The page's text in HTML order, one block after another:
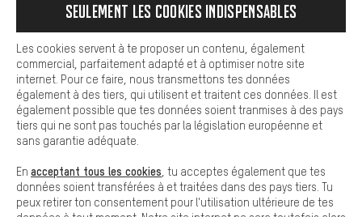
Conditions générales de vente Plateforme d'Alerte
Reprise des batteries Corepile Paramètres de cookies
Modifier le contraste
Tous les prix s'entendent en euros (MwSt hors) plus les
frais de portpour la livraison versÉtats-Unis.
facilement les bons produits. Par exemple, nous proposons une
facilement aux questions.
Cookies de base
Les cookies de base garantissent que tu puisses utiliser les
fonctions de notre site web.
Seulement les cookies indispensables
Les cookies servent à te proposer un contenu, également
commercial, parfaitement adapté et à optimiser notre site
internet. Pour ce faire, nous transmettons tes données
également à des tiers, qui utilisent et traitent ces données. Il est
également possible que tes données soient tranmises à des pays
tiers qui ne sont pas touchés par la législation européenne et
sans garantie adéquate.
En acceptant tous les cookies , tu acceptes également que tes
données soient transférées à et traitées dans des pays tiers. Tu
peux retirer ton consentement pour l'utilisation ultérieure de tes